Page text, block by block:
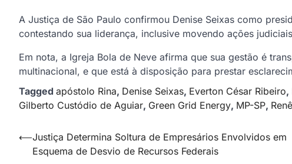
A Justiça de São Paulo confirmou Denise Seixas como
contestando sua liderança, inclusive movendo ações
Em nota, a Igreja Bola de Neve afirma que sua gestão é
multinacional, e que está à disposição para prestar
Tagged apóstolo Rina, Denise Seixas, Everton César Ribeiro,
Gilberto Custódio de Aguiar, Green Grid Energy, MP-SP,
Navegação
⟵Justiça Determina Soltura de Empresários Envolvidos em
Esquema de Desvio de Recursos Federais